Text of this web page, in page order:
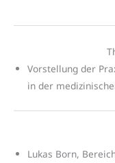
Vorstellung der
in der
Lukas Born,